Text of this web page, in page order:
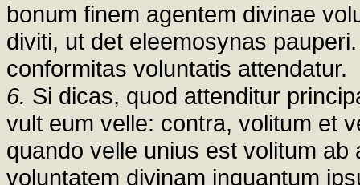
bonum finem agentem divinae
diviti, ut det eleemosynas
conformitas voluntatis attendatur.
6. Si dicas, quod attenditur
vult eum velle: contra, volitum et
quando velle unius est volitum
voluntatem divinam inquantum